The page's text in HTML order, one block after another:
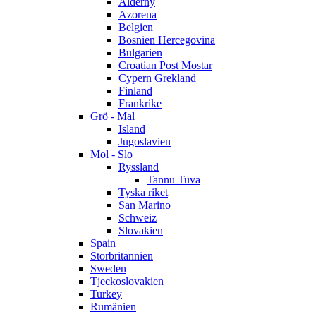
Azorena
Belgien
Bosnien Hercegovina
Bulgarien
Croatian Post Mostar
Cypern Grekland
Finland
Frankrike
Grö - Mal
Island
Jugoslavien
Mol - Slo
Ryssland
Tannu Tuva
Tyska riket
San Marino
Schweiz
Slovakien
Spain
Storbritannien
Sweden
Tjeckoslovakien
Turkey
Rumänien